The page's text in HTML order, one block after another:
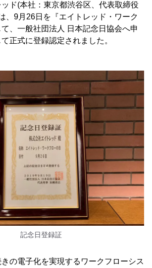
ド(本社：東京都渋谷区、代表取締役
、9月26日を『エイトレッド・ワーク
、一般社団法人 日本記念日協会へ申
正式に登録認定されました。
記念日登録証
の電子化を実現するワークフローシス